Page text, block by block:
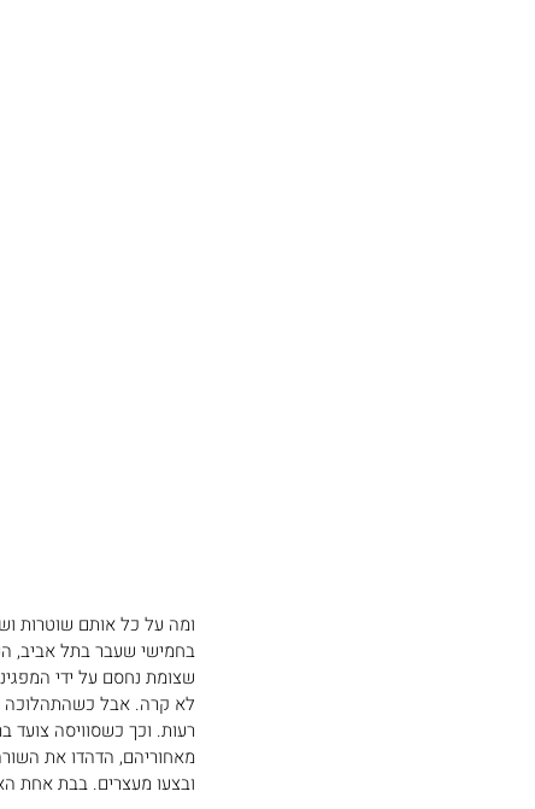
ומה על כל אותם שוטרות
בחמישי שעבר בתל אביב,
שצומת נחסם על ידי
לא קרה. אבל כשהתהלוכה
רעות. וכך כשסוויסה צועד
מאחוריהם, הדהדו את
ובצעו מעצרים. בבת אחת